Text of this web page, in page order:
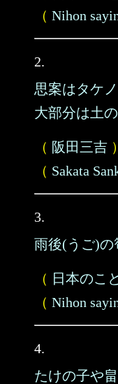
（ Nihon
2.
思案はタケ
大部分は土
（ 阪田三吉 ）
（ Sakata
3.
雨後(うご)の
（ 日本のこ
（ Nihon
4.
たけの子や